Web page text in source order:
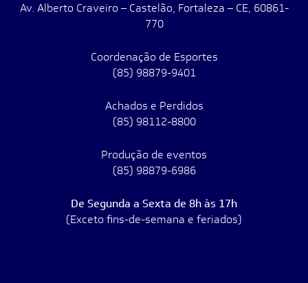
Av. Alberto Craveiro – Castelão, Fortaleza – CE, 60861-
770
Coordenação de Esportes
(85) 98879-9401
Achados e Perdidos
(85) 98112-8800
Produção de eventos
(85) 98879-6986
De Segunda a Sexta de 8h às 17h
(Exceto fins-de-semana e feriados)